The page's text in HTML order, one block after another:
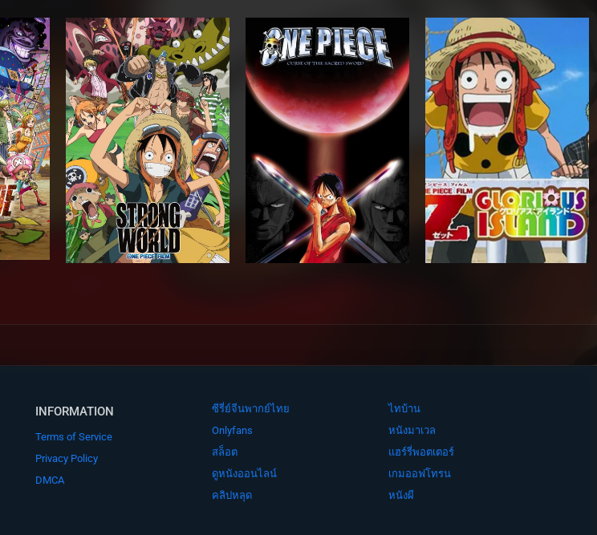
INFORMATION
Terms of Service
Privacy Policy
DMCA
ซีรี่ย์จีนพากย์ไทย
Onlyfans
สล็อต
ดูหนังออนไลน์
คลิปหลุด
ไทบ้าน
หนังมาเวล
แฮร์รี่พอตเตอร์
เกมออฟโทรน
หนังผี